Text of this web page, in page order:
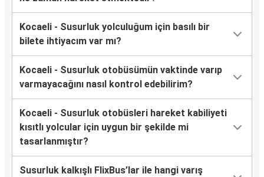
Kocaeli - Susurluk yolculuğum için basılı bir
bilete ihtiyacım var mı?
Kocaeli - Susurluk otobüsümün vaktinde varıp
varmayacağını nasıl kontrol edebilirim?
Kocaeli - Susurluk otobüsleri hareket kabiliyeti
kısıtlı yolcular için uygun bir şekilde mi
tasarlanmıştır?
Susurluk kalkışlı FlixBus’lar ile hangi varış